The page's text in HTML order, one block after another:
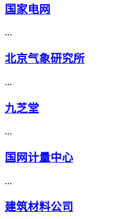
国家电网
...
北京气象研究所
...
九芝堂
...
国网计量中心
...
建筑材料公司